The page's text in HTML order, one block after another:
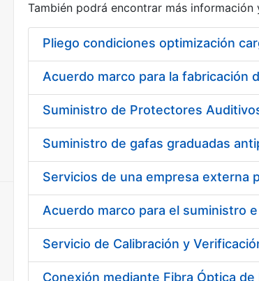
Show/Hide
Show/Hide
También podrá encontrar más
Pliego condiciones optimización
Acuerdo marco para la fabricación
Acuerdo marco para el suministro